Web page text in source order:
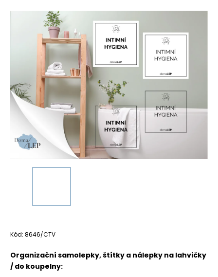
Kód: 8646/CTV
Organizační samolepky, štítky a nálepky na lahvičky
/ do koupelny: